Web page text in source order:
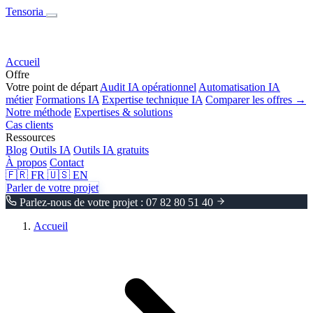
Tensoria
Accueil
Offre
Votre point de départ Audit IA opérationnel Automatisation IA
métier Formations IA Expertise technique IA Comparer les offres →
Notre méthode Expertises & solutions
Cas clients
Ressources
Blog Outils IA Outils IA gratuits
À propos Contact
🇫🇷 FR 🇺🇸 EN
Parler de votre projet
Parlez-nous de votre projet : 07 82 80 51 40
Accueil